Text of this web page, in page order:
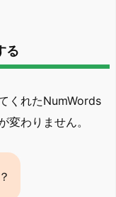
る
くれたNumWords
変わりません。